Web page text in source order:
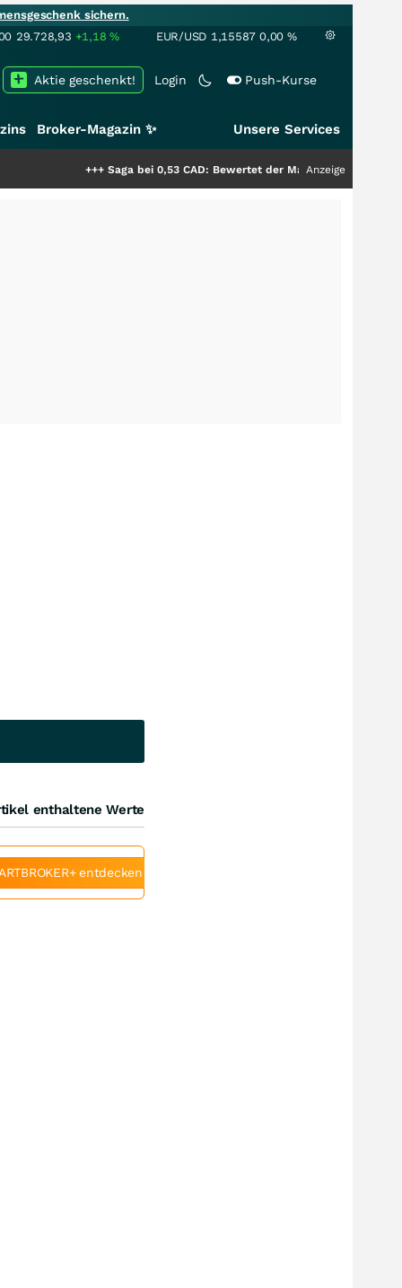
sichern.
29.728,93 +1,18% EUR/USD 1,15587 0,00 %
Login Push-Kurse
Aktie geschenkt!
Broker-Magazin ✨ Unsere Services
Saga bei 0,53 CAD: Bewertet der Markt noch immer nur die
Anzeige
enthaltene Werte
entdecken